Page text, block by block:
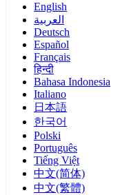
English
العربية
Deutsch
Español
Français
हिन्दी
Bahasa Indonesia
Italiano
日本語
한국어
Polski
Português
Tiếng Việt
中文(简体)
中文(繁體)